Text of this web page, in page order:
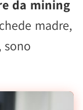
da mining
madre,